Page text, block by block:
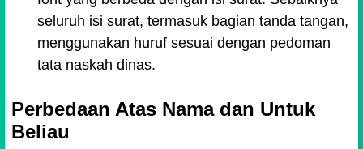
seluruh isi surat, termasuk bagian tanda tangan,
menggunakan huruf sesuai dengan pedoman
tata naskah dinas.
Perbedaan Atas Nama dan Untuk
Beliau